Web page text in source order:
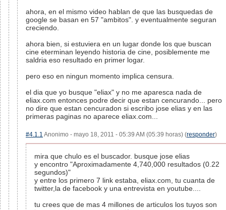
ahora, en el mismo video hablan de que las busquedas de
google se basan en 57 "ambitos". y eventualmente seguran
creciendo.
ahora bien, si estuviera en un lugar donde los que buscan
cine eterminan leyendo historia de cine, posiblemente me
saldria eso resultado en primer logar.
pero eso en ningun momento implica censura.
el dia que yo busque "eliax" y no me aparesca nada de
eliax.com entonces podre decir que estan cencurando... pero
no dire que estan cencuradon si escribo jose elias y en las
primeras paginas no aparece eliax.com...
#4.1.1 Anonimo - mayo 18, 2011 - 05:39 AM (05:39 horas) (responder)
mira que chulo es el buscador. busque jose elias
y encontro "Aproximadamente 4,740,000 resultados (0.22
segundos)"
y entre los primero 7 link estaba, eliax.com, tu cuanta de
twitter,la de facebook y una entrevista en youtube....
tu crees que de mas 4 millones de articulos los tuyos son